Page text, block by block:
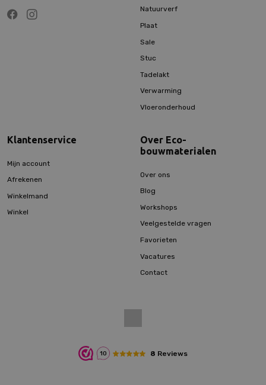
Natuurverf
Plaat
Sale
Stuc
Tadelakt
Verwarming
Vloeronderhoud
Klantenservice
Mijn account
Afrekenen
Winkelmand
Winkel
Over Eco-
bouwmaterialen
Over ons
Blog
Workshops
Veelgestelde vragen
Favorieten
Vacatures
Contact
10 8 Reviews